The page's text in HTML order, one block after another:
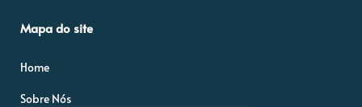
Mapa do site
Home
Sobre Nós